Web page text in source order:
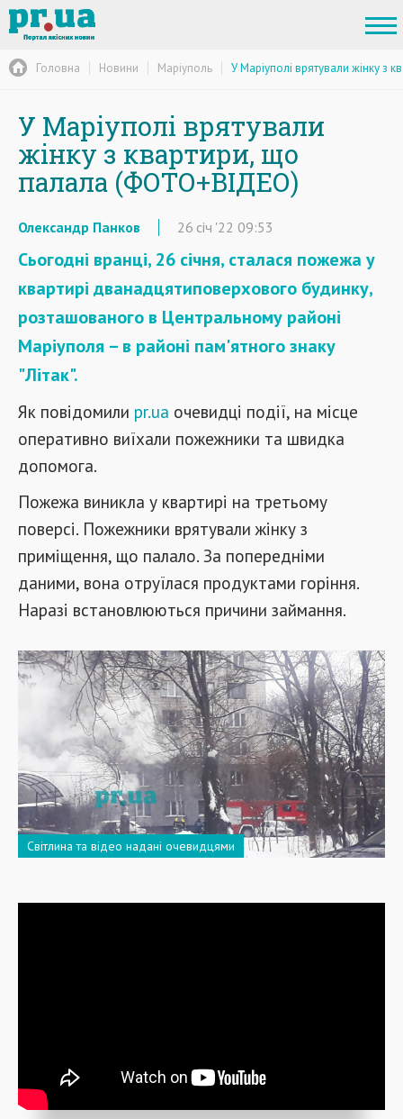
Головна Новини Маріуполь У Маріуполі врятували жінку
У Маріуполі врятували
жінку з квартири, що
палала (ФОТО+ВІДЕО)
Олександр Панков 26 січ '22 09:53
Сьогодні вранці, 26 січня, сталася пожежа у
квартирі дванадцятиповерхового будинку,
розташованого в Центральному районі
Маріуполя – в районі пам'ятного знаку
"Літак".
Як повідомили pr.ua очевидці події, на місце
оперативно виїхали пожежники та швидка
допомога.
Пожежа виникла у квартирі на третьому
поверсі. Пожежники врятували жінку з
приміщення, що палало. За попередніми
даними, вона отруїлася продуктами горіння.
Наразі встановлюються причини займання.
Світлина та відео надані очевидцями